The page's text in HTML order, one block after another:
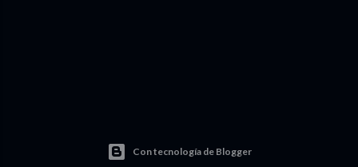
Con tecnología de Blogger